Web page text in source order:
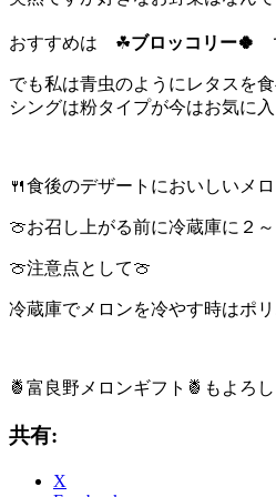
おすすめは ☘ブロッコリー🍀
でも私は青虫のようにレタスを
シングは粉タイプが今はお気に
🍴食後のデザートにおいしいメ
🍈お召し上がる前に冷蔵庫に２
🍈注意点として🍈
冷蔵庫でメロンを冷やす時はポ
🍍富良野メロンギフト🍍もよろ
共有:
X